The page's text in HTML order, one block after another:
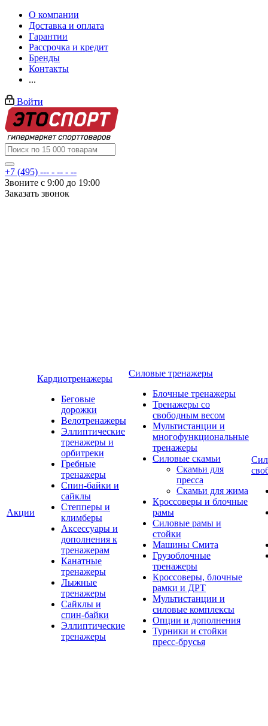
О компании
Доставка и оплата
Гарантии
Рассрочка и кредит
Бренды
Контакты
...
Войти
+7 (495) --- - -- - --
Звоните с 9:00 до 19:00
Заказать звонок
Акции
Кардиотренажеры
Беговые
дорожки
Велотренажеры
Эллиптические
тренажеры и
орбитреки
Гребные
тренажеры
Спин-байки и
сайклы
Степперы и
климберы
Аксессуары и
дополнения к
тренажерам
Канатные
тренажеры
Лыжные
тренажеры
Сайклы и
спин-байки
Эллиптические
тренажеры
Силовые тренажеры
Блочные тренажеры
Тренажеры со
свободным весом
Мультистанции и
многофункциональные
тренажеры
Силовые скамьи
Скамьи для
пресса
Скамьи для жима
Кроссоверы и блочные
рамы
Силовые рамы и
стойки
Машины Смита
Грузоблочные
тренажеры
Кроссоверы, блочные
рамки и ДРТ
Мультистанции и
силовые комплексы
Опции и дополнения
Турники и стойки
пресс-брусья